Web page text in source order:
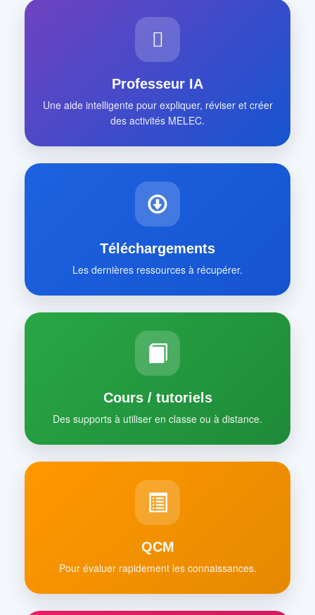
Professeur IA
Une aide intelligente pour expliquer, réviser et créer
des activités MELEC.
Téléchargements
Les dernières ressources à récupérer.
Cours / tutoriels
Des supports à utiliser en classe ou à distance.
QCM
Pour évaluer rapidement les connaissances.